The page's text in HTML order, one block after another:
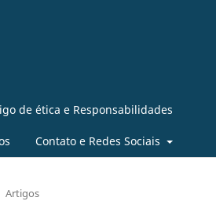
de ética e Responsabilidades
Contato e Redes Sociais
Artigos